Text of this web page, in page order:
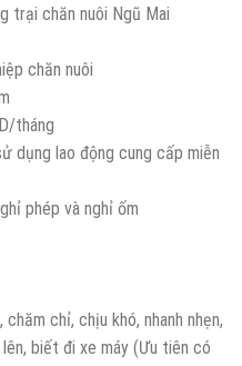
trại chăn nuôi Ngũ Mai
chăn nuôi
tháng
dụng lao động cung cấp miễn
phép và nghỉ ốm
chỉ, chịu khó, nhanh nhẹn,
biết đi xe máy (Ưu tiên có